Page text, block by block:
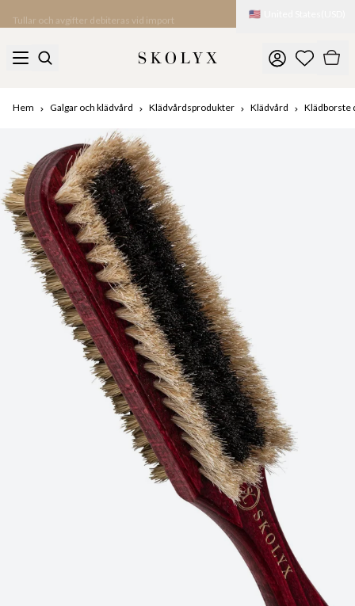
Tullar och avgifter debiteras vid import 🇺🇸
Hem Galgar och klädvård Klädvårdsprodukter Klädvård Klädborste